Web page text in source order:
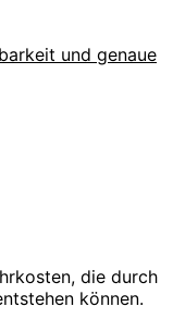
und genaue
die durch
können.